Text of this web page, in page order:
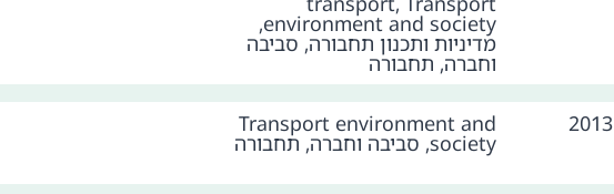
environment and society
,
מדיניות ותכנון תחבורה, סביבה
וחברה, תחבורה
2013
Transport environment and
society
, סביבה וחברה, תחבורה